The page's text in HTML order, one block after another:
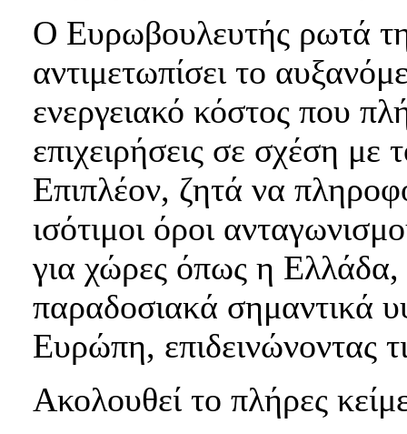
Ο Ευρωβουλευτής ρωτά
αντιμετωπίσει το
ενεργειακό κόστος που
επιχειρήσεις σε σχέση με
Επιπλέον, ζητά να
ισότιμοι όροι
για χώρες όπως η Ελλάδα,
παραδοσιακά σημαντικά
Ευρώπη, επιδεινώνοντας
Ακολουθεί το πλήρες